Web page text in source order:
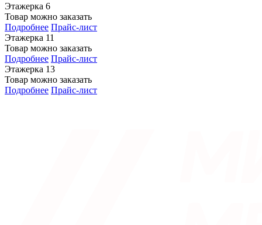
Этажерка 6
Товар можно заказать
Подробнее Прайс-лист
Этажерка 11
Товар можно заказать
Подробнее Прайс-лист
Этажерка 13
Товар можно заказать
Подробнее Прайс-лист